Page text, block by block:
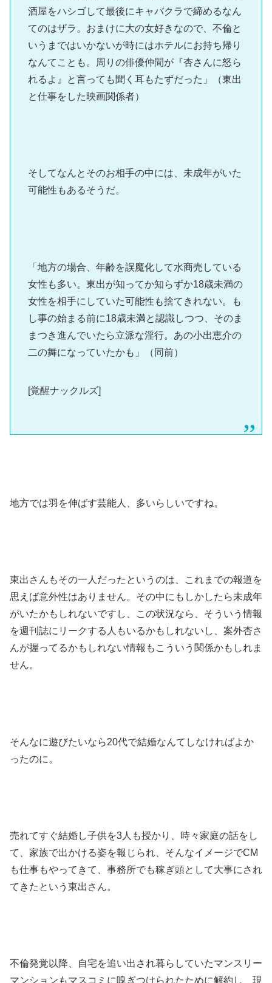
酒屋をハシゴして最後にキャバクラで締めるなん
てのはザラ。おまけに大の女好きなので、不倫と
いうまではいかないが時にはホテルにお持ち帰り
なんてことも。周りの俳優仲間が『杏さんに怒ら
れるよ』と言っても聞く耳もたずだった」（東出
と仕事をした映画関係者）
そしてなんとそのお相手の中には、未成年がいた
可能性もあるそうだ。
「地方の場合、年齢を誤魔化して水商売している
女性も多い。東出が知ってか知らずか18歳未満の
女性を相手にしていた可能性も捨てきれない。も
し事の始まる前に18歳未満と認識しつつ、そのま
まつき進んでいたら立派な淫行。あの小出恵介の
二の舞になっていたかも」（同前）
[覚醒ナックルズ]
地方では羽を伸ばす芸能人、多いらしいですね。
東出さんもその一人だったというのは、これまでの報道を
思えば意外性はありません。その中にもしかしたら未成年
がいたかもしれないですし、この状況なら、そういう情報
を週刊誌にリークする人もいるかもしれないし、案外杏さ
んが握ってるかもしれない情報もこういう関係かもしれま
せん。
そんなに遊びたいなら20代で結婚なんてしなければよか
ったのに。
売れてすぐ結婚し子供を3人も授かり、時々家庭の話をし
て、家族で出かける姿を報じられ、そんなイメージでCM
も仕事もやってきて、事務所でも稼ぎ頭として大事にされ
てきたという東出さん。
不倫発覚以降、自宅を追い出され暮らしていたマンスリー
マンションもマスコミに嗅ぎつけられたために解約し、現